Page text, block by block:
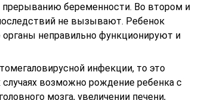
прерыванию беременности. Во втором и
не вызывают. Ребенок
неправильно функционируют и
инфекции, то это
возможно рождение ребенка с
мозга, увеличении печени,